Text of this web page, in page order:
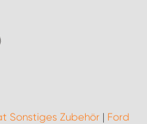
Sonstiges Zubehör | Ford